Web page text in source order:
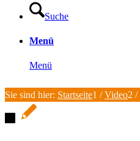
Suche
Menü
Menü
Sie sind hier: Startseite1 / Video2 /